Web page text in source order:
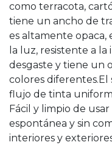
como terracota,
tiene un ancho de
es altamente
la luz, resistente a
desgaste y tiene un
colores
flujo de tinta
Fácil y limpio de
espontánea y sin
interiores y